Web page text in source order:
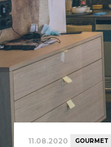
11.08.2020 GOURMET